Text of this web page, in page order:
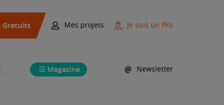
Gratuits Mes projets Je suis un Pro
Magazine Newsletter